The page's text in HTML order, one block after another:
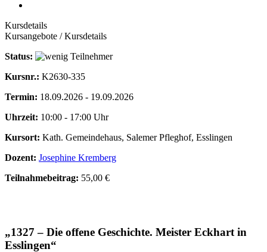
Kursdetails
Kursangebote /Kursdetails
Status:
Kursnr.: K2630-335
Termin: 18.09.2026 - 19.09.2026
Uhrzeit: 10:00 - 17:00 Uhr
Kursort: Kath. Gemeindehaus, Salemer Pfleghof, Esslingen
Dozent: Josephine Kremberg
Teilnahmebeitrag: 55,00 €
„1327 – Die offene Geschichte. Meister Eckhart in
Esslingen“